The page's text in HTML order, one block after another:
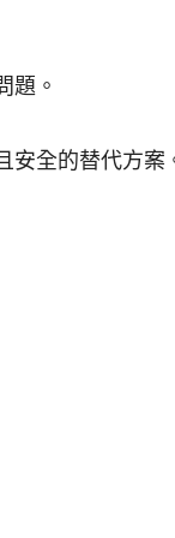
題。
安全的替代方案